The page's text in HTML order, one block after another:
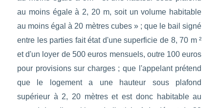
au moins égale à 2, 20 m, soit un volume habitable
au moins égal à 20 mètres cubes » ; que le bail signé
entre les parties fait état d'une superficie de 8, 70 m ²
et d'un loyer de 500 euros mensuels, outre 100 euros
pour provisions sur charges ; que l'appelant prétend
que le logement a une hauteur sous plafond
supérieur à 2, 20 mètres et est donc habitable au